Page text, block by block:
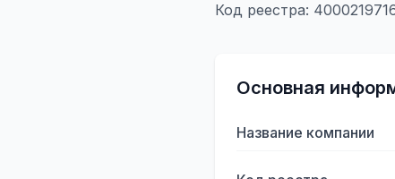
Код реестра:
Основная
Название компании